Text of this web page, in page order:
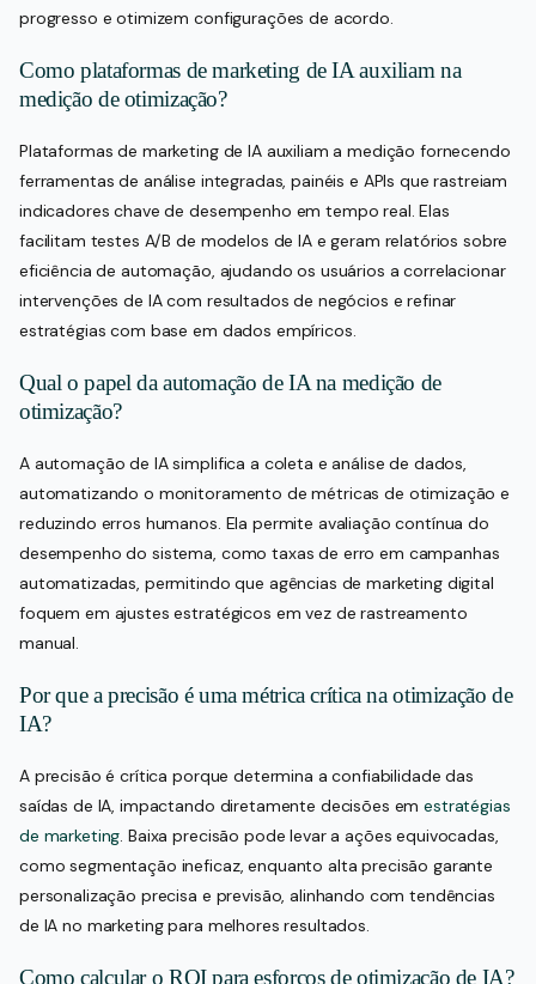
progresso e otimizem configurações de acordo.
Como plataformas de marketing de IA auxiliam na
medição de otimização?
Plataformas de marketing de IA auxiliam a medição fornecendo
ferramentas de análise integradas, painéis e APIs que rastreiam
indicadores chave de desempenho em tempo real. Elas
facilitam testes A/B de modelos de IA e geram relatórios sobre
eficiência de automação, ajudando os usuários a correlacionar
intervenções de IA com resultados de negócios e refinar
estratégias com base em dados empíricos.
Qual o papel da automação de IA na medição de
otimização?
A automação de IA simplifica a coleta e análise de dados,
automatizando o monitoramento de métricas de otimização e
reduzindo erros humanos. Ela permite avaliação contínua do
desempenho do sistema, como taxas de erro em campanhas
automatizadas, permitindo que agências de marketing digital
foquem em ajustes estratégicos em vez de rastreamento
manual.
Por que a precisão é uma métrica crítica na otimização de
IA?
A precisão é crítica porque determina a confiabilidade das
saídas de IA, impactando diretamente decisões emestratégias
de marketing . Baixa precisão pode levar a ações equivocadas,
como segmentação ineficaz, enquanto alta precisão garante
personalização precisa e previsão, alinhando com tendências
de IA no marketing para melhores resultados.
Como calcular o ROI para esforços de otimização de IA?